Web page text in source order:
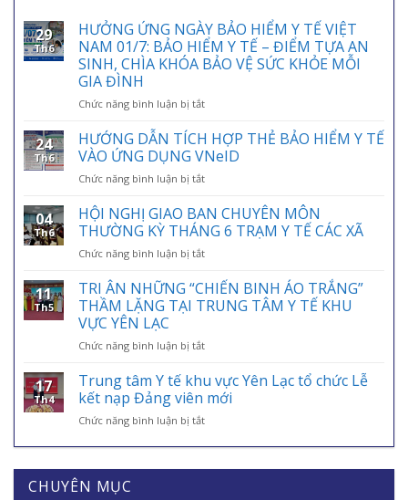
29
Th6
HƯỞNG ỨNG NGÀY BẢO HIỂM Y TẾ VIỆT
NAM 01/7: BẢO HIỂM Y TẾ – ĐIỂM TỰA AN
SINH, CHÌA KHÓA BẢO VỆ SỨC KHỎE MỖI
GIA ĐÌNH
Chức năng bình luận bị tắtở
ỨNG
NGÀY
BẢO
HIỂM
TẾ
VIỆT
01/7:
HIỂM
Y
ĐIỂM
AN
SINH,
KHÓA
BẢO
24
Th6
HƯỚNG DẪN TÍCH HỢP THẺ BẢO HIỂM Y TẾ
VÀO ỨNG DỤNG VNeID
Chức năng bình luận bị tắtở
DẪN
TÍCH
HỢP
THẺ
HIỂM
Y
ỨNG
VNeID
04
Th6
HỘI NGHỊ GIAO BAN CHUYÊN MÔN
THƯỜNG KỲ THÁNG 6 TRẠM Y TẾ CÁC XÃ
Chức năng bình luận bị tắtở
NGHỊ
GIAO
BAN
MÔN
KỲ
THÁNG
6
TRẠM
CÁC
11
Th5
TRI ÂN NHỮNG “CHIẾN BINH ÁO TRẮNG”
THẦM LẶNG TẠI TRUNG TÂM Y TẾ KHU
VỰC YÊN LẠC
Chức năng bình luận bị tắtở
ÂN
NHỮNG
“CHIẾN
BINH
THẦM
17
Th4
Trung tâm Y tế khu vực Yên Lạc tổ chức Lễ
kết nạp Đảng viên mới
Chức năng bình luận bị tắtở
tâm
Y
CHUYÊN MỤC